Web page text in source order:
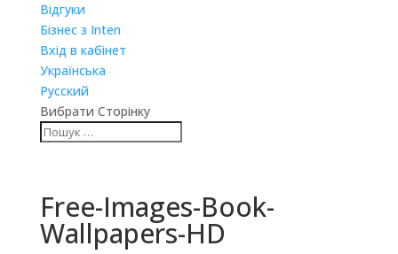
Відгуки
Бізнес з Inten
Вхід в кабінет
Українська
Русский
Вибрати Сторінку
Free-Images-Book-
Wallpapers-HD